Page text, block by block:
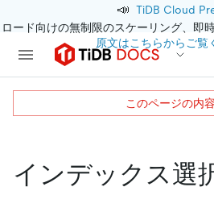
📣 TiDB Cloud
ード向けの無制限のスケーリング、
原文はこちらからご覧
インデックス選
このページの内容